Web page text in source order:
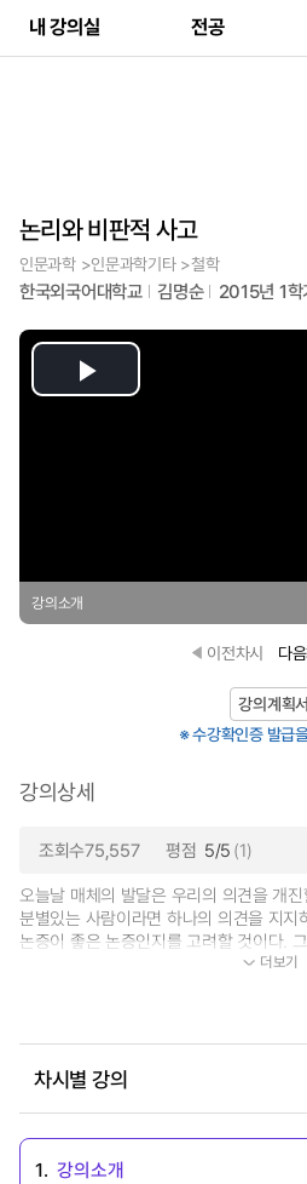
내 강의실 전공
논리와 비판적 사고
인문과학 >인문과학기타 >철학
한국외국어대학교 김명순 2015년 1학
Play
강의소개
이전차시 다
강의계획서
※ 수강확인증 발급
강의상세
조회수75,557 평점 5/5 (1)
오늘날 매체의 발달은 우리의 의견을 개
분별있는 사람이라면 하나의 의견을 지
논증이 좋은 논증인지를 고려할 것이다.
인가? 본 수업에서는, (1) 좋은 논... 더보기
차시별 강의
1. 강의소개